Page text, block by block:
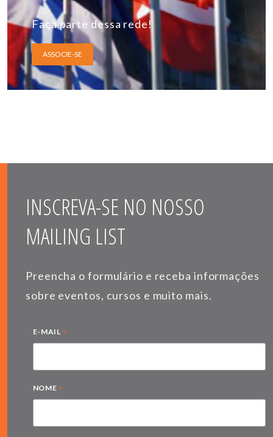
Faça parte dessa rede!
ASSOCIE-SE
INSCREVA-SE NO NOSSO
MAILING LIST
Preencha o formulário e receba informações
sobre eventos, cursos e muito mais.
E-MAIL *
NOME *